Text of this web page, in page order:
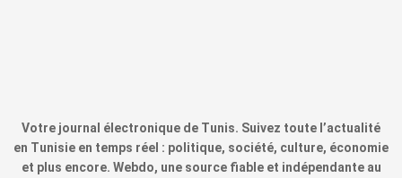
Votre journal électronique de Tunis. Suivez toute l’actualité
en Tunisie en temps réel : politique, société, culture, économie
et plus encore. Webdo, une source fiable et indépendante au